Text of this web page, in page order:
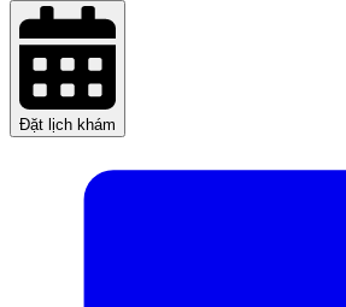
Đặt lịch khám